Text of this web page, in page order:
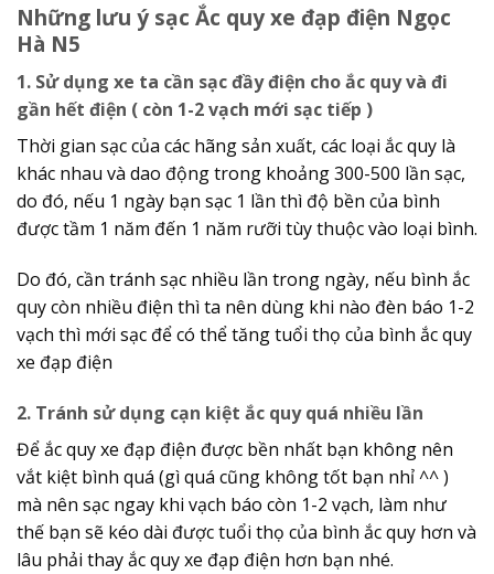
Những lưu ý sạc Ắc quy xe đạp điện Ngọc
Hà N5
1. Sử dụng xe ta cần sạc đầy điện cho ắc quy và đi
gần hết điện ( còn 1-2 vạch mới sạc tiếp )
Thời gian sạc của các hãng sản xuất, các loại ắc quy là
khác nhau và dao động trong khoảng 300-500 lần sạc,
do đó, nếu 1 ngày bạn sạc 1 lần thì độ bền của bình
được tầm 1 năm đến 1 năm rưỡi tùy thuộc vào loại bình.
Do đó, cần tránh sạc nhiều lần trong ngày, nếu bình ắc
quy còn nhiều điện thì ta nên dùng khi nào đèn báo 1-2
vạch thì mới sạc để có thể tăng tuổi thọ của bình ắc quy
xe đạp điện
2. Tránh sử dụng cạn kiệt ắc quy quá nhiều lần
Để ắc quy xe đạp điện được bền nhất bạn không nên
vắt kiệt bình quá (gì quá cũng không tốt bạn nhỉ ^^ )
mà nên sạc ngay khi vạch báo còn 1-2 vạch, làm như
thế bạn sẽ kéo dài được tuổi thọ của bình ắc quy hơn và
lâu phải thay ắc quy xe đạp điện hơn bạn nhé.